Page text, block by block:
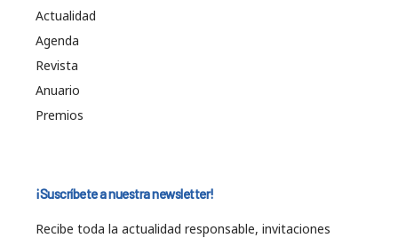
Actualidad
Agenda
Revista
Anuario
Premios
¡Suscríbete a nuestra newsletter!
Recibe toda la actualidad responsable, invitaciones